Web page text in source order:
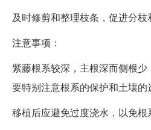
及时修剪和整理枝条，促进分枝
注意事项：
紫藤根系较深，主根深而侧根
要特别注意根系的保护和土壤的
移植后应避免过度浇水，以免根